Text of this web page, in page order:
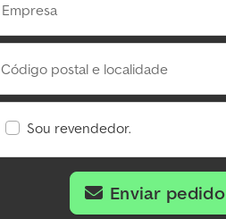
Empresa
Código postal e localidade
Sou revendedor.
Enviar pedido